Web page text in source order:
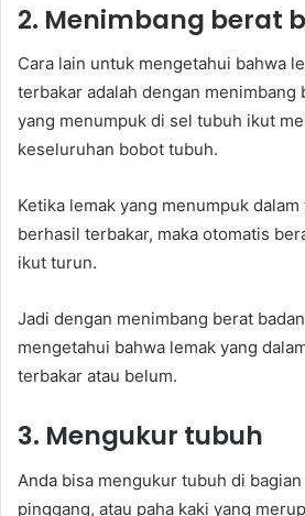
2. Menimbang berat
Cara lain untuk mengetahui bahwa
terbakar adalah dengan menimbang
yang menumpuk di sel tubuh ikut
keseluruhan bobot tubuh.
Ketika lemak yang menumpuk
berhasil terbakar, maka otomatis
ikut turun.
Jadi dengan menimbang berat
mengetahui bahwa lemak yang
terbakar atau belum.
3. Mengukur tubuh
Anda bisa mengukur tubuh di
pinggang, atau paha kaki yang